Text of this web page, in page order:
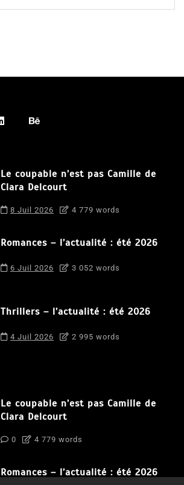
Le coupable n’est pas Camille de
Clara Delcourt
8 Juil 2026 4 779 words
Romances – l’actualité : été 2026
6 Juil 2026 3 052 words
Thrillers – l’actualité : été 2026
4 Juil 2026 2 995 words
Le coupable n’est pas Camille de
Clara Delcourt
0 4 779 words
Romances – l’actualité : été 2026